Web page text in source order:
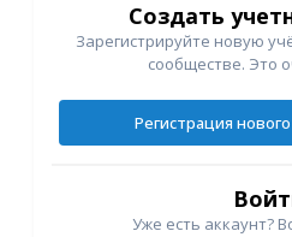
Создать
Зарегистрируйте новую
сообществе. Это
Регистрация
Уже есть аккаунт?